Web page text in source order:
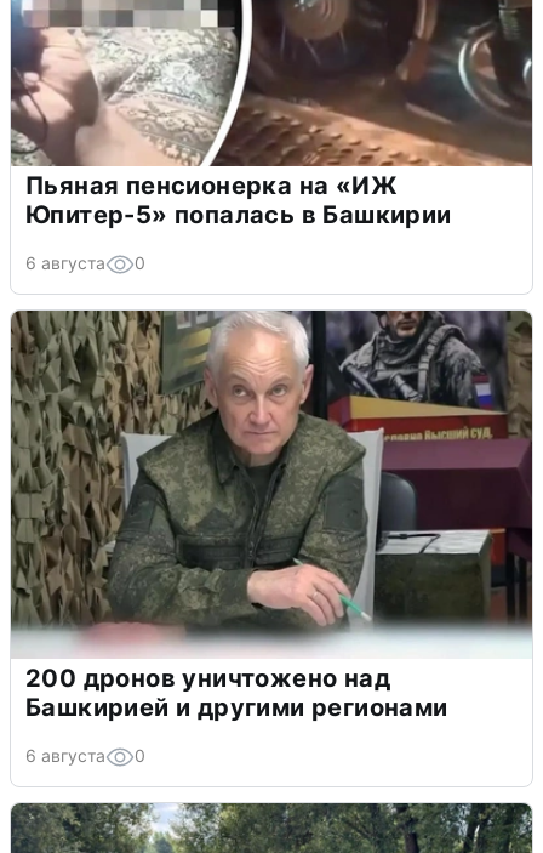
Пьяная пенсионерка на «ИЖ
Юпитер-5» попалась в Башкирии
6 августа 0
200 дронов уничтожено над
Башкирией и другими регионами
6 августа 0